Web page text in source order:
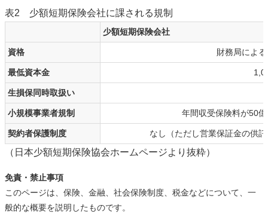
表2 少額短期保険会社に課される規制
少額短期保険会社
資格 財務局によ
最低資本金
生損保同時取扱い
小規模事業者規制 年間収受保険料が50
契約者保護制度 なし（ただし営業保証金の供
（日本少額短期保険協会ホームページより抜粋）
免責・禁止事項
このページは、保険、金融、社会保険制度、税金などについて、一
般的な概要を説明したものです。